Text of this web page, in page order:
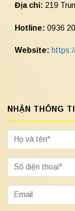
Địa chỉ: 219
Hotline: 0936
Website:
NHẬN THÔNG